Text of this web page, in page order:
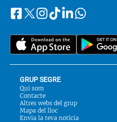
Segueix-
a::
FacebookInstagram
TiktokLinkedinWhatsapp
GRUP SEGRE
Qui som
Contacte
Altres webs del grup
Mapa del lloc
Envia la teva notícia